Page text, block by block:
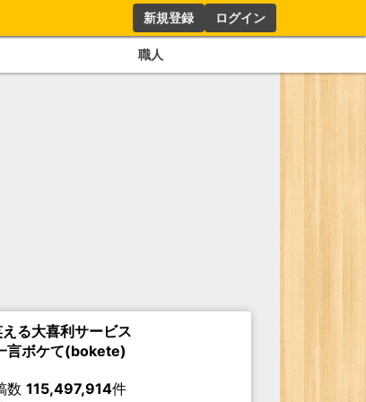
新規登録 ログイン
職人
る大喜利サービス
言ボケて(bokete)
数 115,497,914件